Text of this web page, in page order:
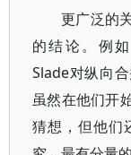
更广泛的
的结论。例
Slade对纵向
虽然在他们开
猜想，但他们